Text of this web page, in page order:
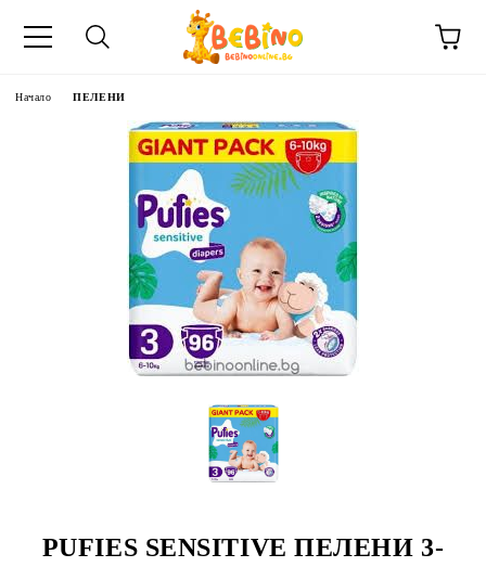
Начало ПЕЛЕНИ
PUFIES SENSITIVE ПЕЛЕНИ 3-